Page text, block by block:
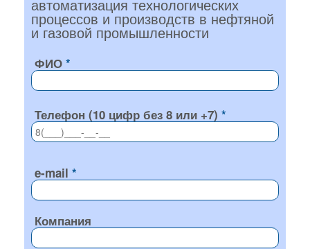
автоматизация технологических
процессов и производств в нефтяной
и газовой промышленности
ФИО
Телефон (10 цифр без 8 или +7)
e-mail
Компания